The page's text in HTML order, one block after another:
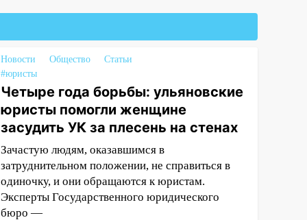
Новости Общество
Статьи
#юристы
Четыре года борьбы: ульяновские
юристы помогли женщине
засудить УК за плесень на стенах
Зачастую людям, оказавшимся в
затруднительном положении, не справиться в
одиночку, и они обращаются к юристам.
Эксперты Государственного юридического
бюро —